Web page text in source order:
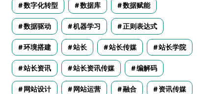
数字化转型 数据库 数据赋能
数据驱动 机器学习 正则表达式
环境搭建 站长 站长传媒 站长学院
站长资讯 站长资讯传媒 编解码
网站设计 网站运营 融合 资讯传媒